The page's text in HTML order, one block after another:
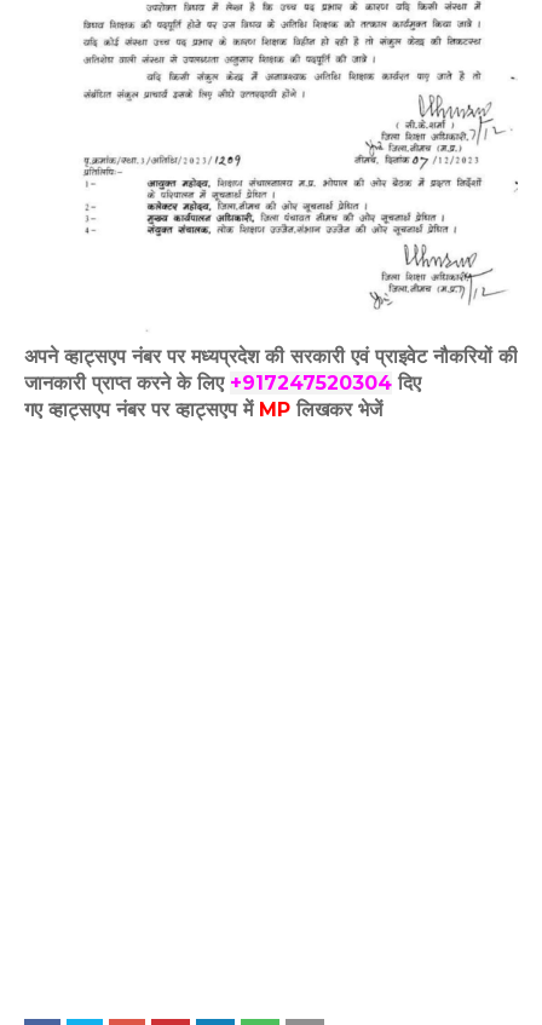
अपने व्हाट्सएप नंबर पर मध्यप्रदेश की सरकारी एवं प्राइवेट नौकरियों की
जानकारी प्राप्त करने के लिए +917247520304 दिए
गएव्हाट्सएपनंबर पर व्हाट्सएप में MP लिखकर भेजें